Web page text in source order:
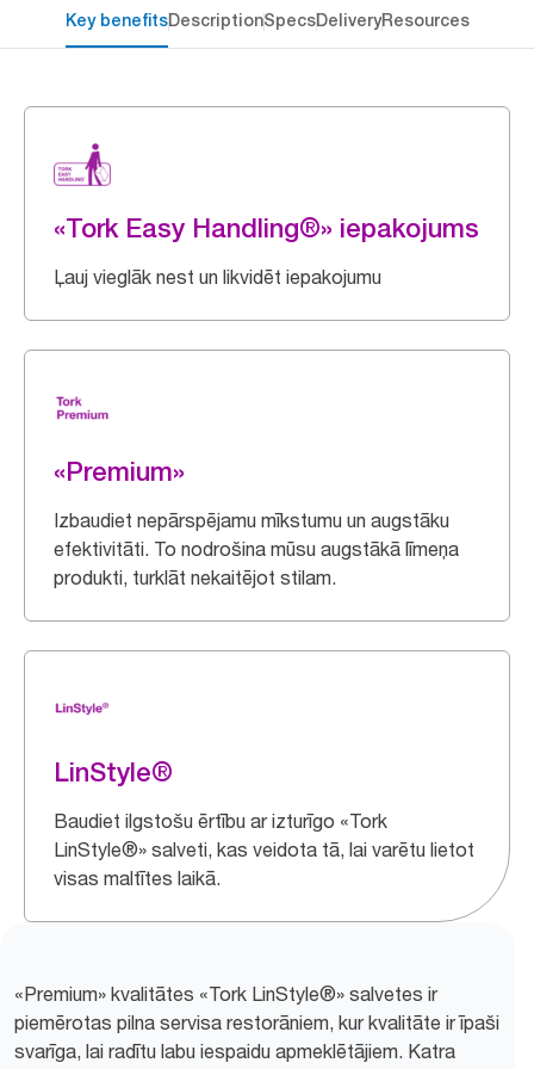
Key benefitsDescriptionSpecsDeliveryResources
«Tork Easy Handling®» iepakojums
Ļauj vieglāk nest un likvidēt iepakojumu
«Premium»
Izbaudiet nepārspējamu mīkstumu un augstāku
efektivitāti. To nodrošina mūsu augstākā līmeņa
produkti, turklāt nekaitējot stilam.
LinStyle®
Baudiet ilgstošu ērtību ar izturīgo «Tork
LinStyle®» salveti, kas veidota tā, lai varētu lietot
visas maltītes laikā.
«Premium» kvalitātes «Tork LinStyle®» salvetes ir
piemērotas pilna servisa restorāniem, kur kvalitāte ir īpaši
svarīga, lai radītu labu iespaidu apmeklētājiem. Katra